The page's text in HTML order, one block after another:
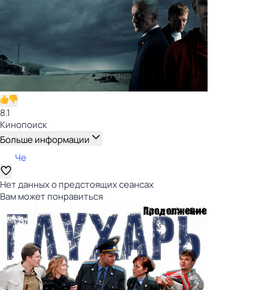
8.1
Кинопоиск
Больше информации
Че
Нет данных о предстоящих сеансах
Вам может понравиться